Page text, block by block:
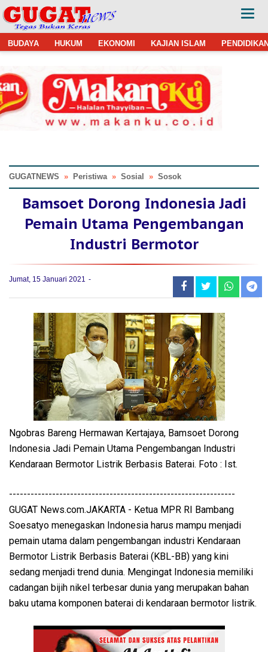
BUDAYA HUKUM EKONOMI KAJIAN ISLAM
GUGATNEWS » Peristiwa » Sosial » Sosok
Bamsoet Dorong Indonesia Jadi
Pemain Utama Pengembangan
Industri Bermotor
Jumat, 15 Januari 2021
Ngobras Bareng Hermawan Kertajaya, Bamsoet Dorong
Indonesia Jadi Pemain Utama Pengembangan Industri
Kendaraan Bermotor Listrik Berbasis Baterai. Foto : Ist.
---------------------------------------------------------------
GUGAT News.com.JAKARTA - Ketua MPR RI Bambang
Soesatyo menegaskan Indonesia harus mampu menjadi
pemain utama dalam pengembangan industri Kendaraan
Bermotor Listrik Berbasis Baterai (KBL-BB) yang kini
sedang menjadi trend dunia. Mengingat Indonesia memiliki
cadangan bijih nikel terbesar dunia yang merupakan bahan
baku utama komponen baterai di kendaraan bermotor listrik.